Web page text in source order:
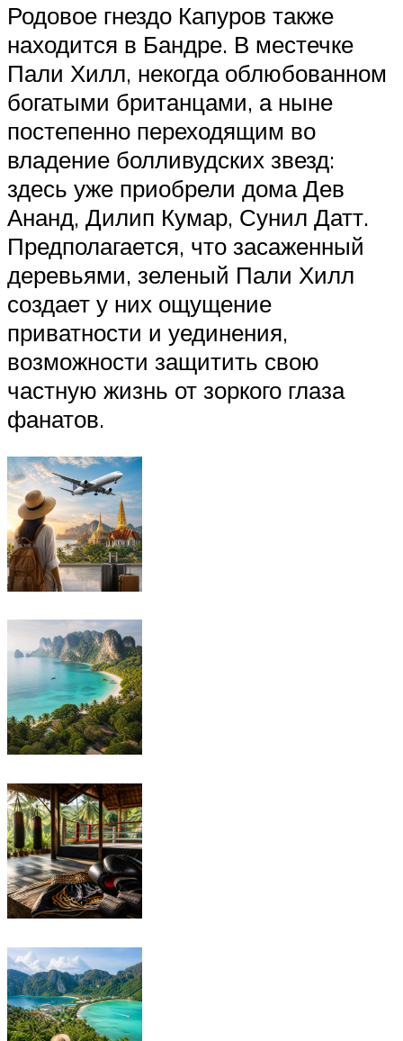
Родовое гнездо Капуров также
находится в Бандре. В местечке
Пали Хилл, некогда облюбованном
богатыми британцами, а ныне
постепенно переходящим во
владение болливудских звезд:
здесь уже приобрели дома Дев
Ананд, Дилип Кумар, Сунил Датт.
Предполагается, что засаженный
деревьями, зеленый Пали Хилл
создает у них ощущение
приватности и уединения,
возможности защитить свою
частную жизнь от зоркого глаза
фанатов.